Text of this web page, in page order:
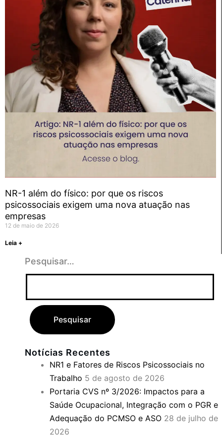
NR-1 além do físico: por que os riscos
psicossociais exigem uma nova atuação nas
empresas
12 de maio de 2026
Leia +
Pesquisar…
Notícias Recentes
NR1 e Fatores de Riscos Psicossociais no
Trabalho 5 de agosto de 2026
Portaria CVS nº 3/2026: Impactos para a
Saúde Ocupacional, Integração com o PGR e
Adequação do PCMSO e ASO 28 de julho de
2026